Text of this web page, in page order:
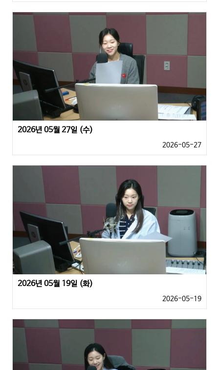
2026년 05월 27일 (수)
2026-05-27
2026년 05월 19일 (화)
2026-05-19